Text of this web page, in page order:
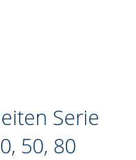
Serie
50, 80